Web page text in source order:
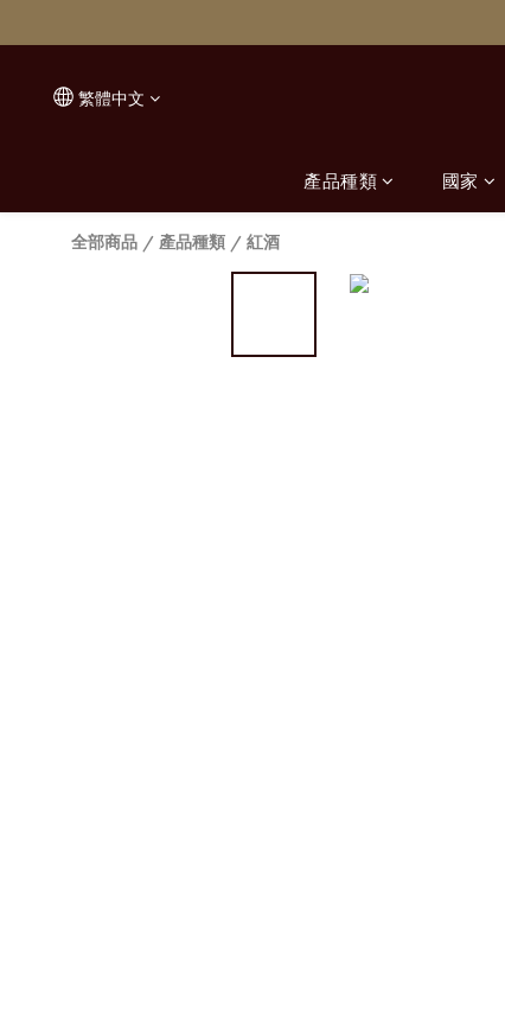
繁體中文
產品種類 國家
全部商品 / 產品種類 / 紅酒